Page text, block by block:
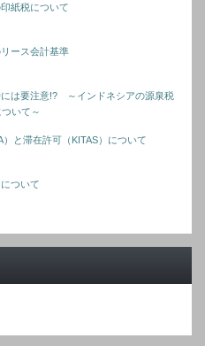
紙税について
ース会計基準
には要注意!? ～インドネシアの源泉税
いて～
）と滞在許可（KITAS）について
ついて